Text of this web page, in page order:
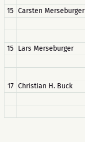
15 Carsten Merseburger
15 Lars Merseburger
17 Christian H. Buck